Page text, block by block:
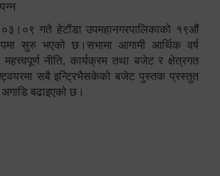
गते हेटौंडा उपमहानगरपालिकाको १९औं
सुरु भएको छ।सभामा आगामी आर्थिक वर्ष
नीति, कार्यक्रम तथा बजेट र क्षेत्रगत
सबै इन्ट्रिभैसकेको बजेट पुस्तक प्रस्तुत
बढाइएको छ।